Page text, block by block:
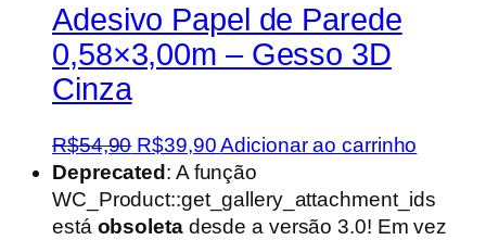
Adesivo Papel de Parede
0,58×3,00m – Gesso 3D
Cinza
R$54,90 O
preço
original
era:
R$39,90O
preço
atual
é:
Adicionar ao carrinho
Deprecated : A função
WC_Product::get_gallery_attachment_ids
está obsoletadesde a versão 3.0! Em vez